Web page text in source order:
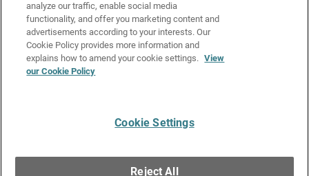
Privacy Policy
Media & Brand Kit
Manage Email Preferences
Copyright © 1996-2026 WatchGuard Technologies, Inc. All
analyze our traffic, enable social media
functionality, and offer you marketing content and
advertisements according to your interests. Our
Cookie Policy provides more information and
explains how to amend your cookie settings. View
our Cookie Policy
Cookie Settings
Reject All